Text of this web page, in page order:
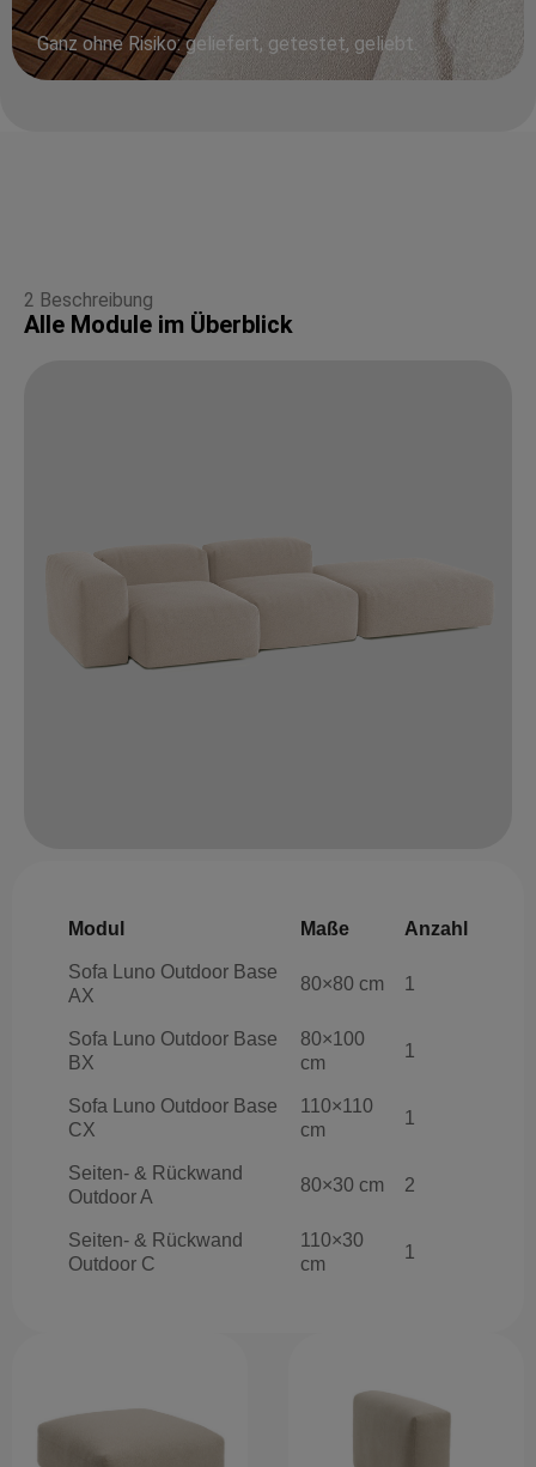
Ganz ohne Risiko: geliefert, getestet, geliebt.
2 Beschreibung
Alle Module im Überblick
Modul Maße Anzahl
Sofa Luno Outdoor Base
AX
80×80 cm 1
Sofa Luno Outdoor Base
BX
80×100
cm
1
Sofa Luno Outdoor Base
CX
110×110
cm
1
Seiten- & Rückwand
Outdoor A
80×30 cm 2
Seiten- & Rückwand
Outdoor C
110×30
cm
1